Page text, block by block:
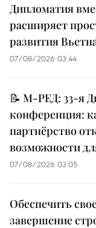
Дипломатия
расширяет
развития
07/08/2026 03:44
📝 М-РЕД: 33-я
конференция:
партнёрство
возможности
07/08/2026 03:05
Обеспечить
завершение